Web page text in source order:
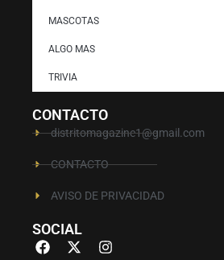
MASCOTAS
ALGO MAS
TRIVIA
CONTACTO
distritomagazine1@gmail.com
CONTACTO
AVISO DE PRIVACIDAD
SOCIAL